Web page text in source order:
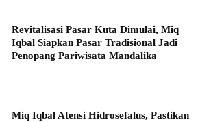
Revitalisasi Pasar Kuta Dimulai, Miq
Iqbal Siapkan Pasar Tradisional Jadi
Penopang Pariwisata Mandalika
Miq Iqbal Atensi Hidrosefalus, Pastikan